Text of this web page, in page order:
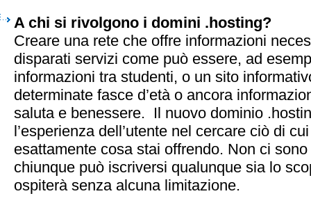
A chi si rivolgono i domini .hosting?
Creare una rete che offre informazioni
disparati servizi come può essere, ad
informazioni tra studenti, o un sito
determinate fasce d’età o ancora
saluta e benessere. Il nuovo dominio
l’esperienza dell’utente nel cercare ciò di
esattamente cosa stai offrendo. Non ci
chiunque può iscriversi qualunque sia lo
ospiterà senza alcuna limitazione.